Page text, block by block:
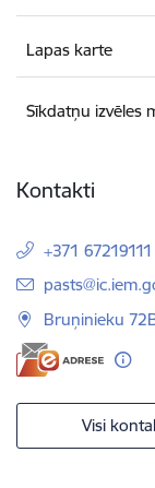
Lapas karte
Sīkdatņu izvēles
Kontakti
+371 67219111
E-pasts:
Bruņinieku
Visi